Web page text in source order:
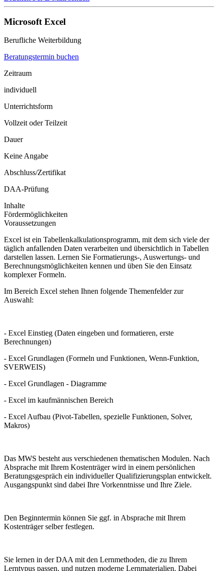
Microsoft Excel
Berufliche Weiterbildung
Beratungstermin buchen
Zeitraum
individuell
Unterrichtsform
Vollzeit oder Teilzeit
Dauer
Keine Angabe
Abschluss/Zertifikat
DAA-Prüfung
Inhalte
Fördermöglichkeiten
Voraussetzungen
Excel ist ein Tabellenkalkulationsprogramm, mit dem sich viele der
täglich anfallenden Daten verarbeiten und übersichtlich in Tabellen
darstellen lassen. Lernen Sie Formatierungs-, Auswertungs- und
Berechnungsmöglichkeiten kennen und üben Sie den Einsatz
komplexer Formeln.
Im Bereich Excel stehen Ihnen folgende Themenfelder zur
Auswahl:
- Excel Einstieg (Daten eingeben und formatieren, erste
Berechnungen)
- Excel Grundlagen (Formeln und Funktionen, Wenn-Funktion,
SVERWEIS)
- Excel Grundlagen - Diagramme
- Excel im kaufmännischen Bereich
- Excel Aufbau (Pivot-Tabellen, spezielle Funktionen, Solver,
Makros)
Das MWS besteht aus verschiedenen thematischen Modulen. Nach
Absprache mit Ihrem Kostenträger wird in einem persönlichen
Beratungsgespräch ein individueller Qualifizierungsplan entwickelt.
Ausgangspunkt sind dabei Ihre Vorkenntnisse und Ihre Ziele.
Den Beginntermin können Sie ggf. in Absprache mit Ihrem
Kostenträger selber festlegen.
Sie lernen in der DAA mit den Lernmethoden, die zu Ihrem
Lerntypus passen, und nutzen moderne Lernmaterialien. Dabei